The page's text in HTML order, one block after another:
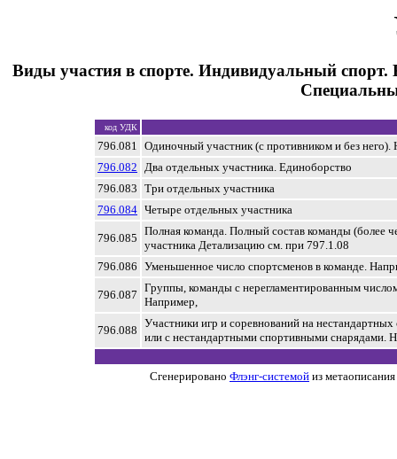
Виды участия в спорте. Индивидуальный
код УДК
796.081 Одиночный участник (с противником и без него).
796.082 Два отдельных участника. Единоборство
796.083 Три отдельных участника
796.084 Четыре отдельных участника
796.085
Полная команда. Полный состав команды (более
участника Детализацию см. при 797.1.08
796.086 Уменьшенное число спортсменов в команде.
796.087
Группы, команды с нерегламентированным
Например,
796.088
Участники игр и соревнований на
или с нестандартными спортивными снарядами.
Сгенерировано Флэнг-системой из